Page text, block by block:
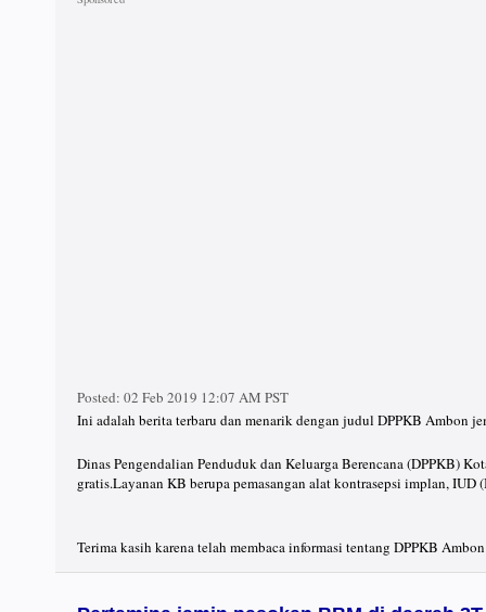
Posted: 02 Feb 2019 12:07 AM PST
Ini adalah berita terbaru dan menarik dengan judul DPPKB Ambon
Dinas Pengendalian Penduduk dan Keluarga Berencana (DPPKB)
gratis.Layanan KB berupa pemasangan alat kontrasepsi implan, IUD
Terima kasih karena telah membaca informasi tentang DPPKB